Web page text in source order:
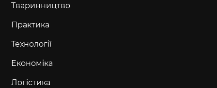
Тваринництво
Практика
Технології
Економіка
Логістика